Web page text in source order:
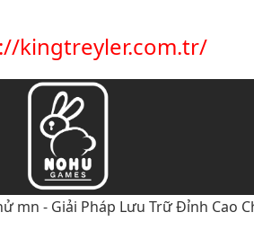
kingtreyler.com.tr/